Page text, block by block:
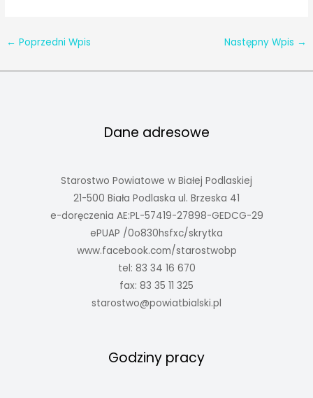
← Poprzedni Wpis Następny Wpis →
Dane adresowe
Starostwo Powiatowe w Białej Podlaskiej
21-500 Biała Podlaska ul. Brzeska 41
e-doręczenia AE:PL-57419-27898-GEDCG-29
ePUAP /0o830hsfxc/skrytka
www.facebook.com/starostwobp
tel: 83 34 16 670
fax: 83 35 11 325
starostwo@powiatbialski.pl
Godziny pracy